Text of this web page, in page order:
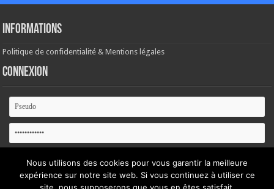
Informations
Politique de confidentialité & Mentions légales
Connexion
Se souvenir de moi
Mot de passe oublié ?
Nous utilisons des cookies pour vous garantir la meilleure
expérience sur notre site web. Si vous continuez à utiliser ce